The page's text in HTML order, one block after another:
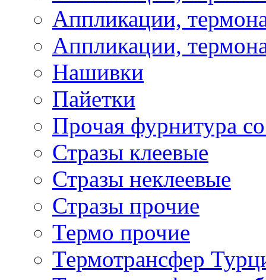
Аппликации,
Аппликации,
Нашивки
Пайетки
Прочая фурнитура
Стразы клеевые
Стразы неклеевые
Стразы прочие
Термо прочие
Термотрансфер